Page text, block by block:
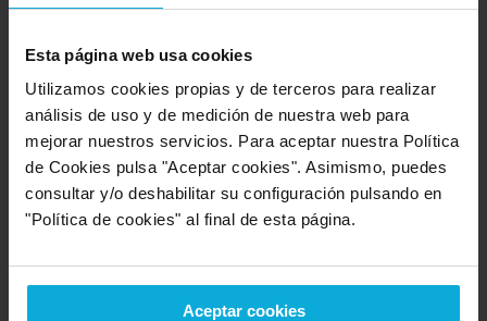
Esta página web usa cookies
Utilizamos cookies propias y de terceros para realizar
análisis de uso y de medición de nuestra web para
mejorar nuestros servicios. Para aceptar nuestra Política
de Cookies pulsa "Aceptar cookies". Asimismo, puedes
consultar y/o deshabilitar su configuración pulsando en
"Política de cookies" al final de esta página.
Aceptar cookies
Detalles de la puntuación
Rapidez
Amabilidad 10
Calidad / precio 10
Empresa valorada:
Empresa que ofrece servicio en:
Soria